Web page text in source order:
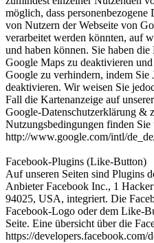
möglich, dass
von Nutzern der Webseite von
verarbeitet werden könnten, auf
und haben können. Sie haben
Google Maps zu deaktivieren
Google zu verhindern, indem
deaktivieren. Wir weisen Sie
Fall die Kartenanzeige auf
Google-Datenschutzerklärung &
Nutzungsbedingungen finden Sie
http://www.google.com/intl/
Facebook-Plugins (Like-Button)
Auf unseren Seiten sind Plugins
Anbieter Facebook Inc., 1
94025, USA, integriert. Die
Facebook-Logo oder dem Like-
Seite. Eine übersicht über die
https://developers.facebook.com/